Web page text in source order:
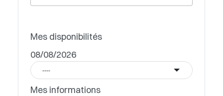
Mes disponibilités
08/08/2026
----
Mes informations